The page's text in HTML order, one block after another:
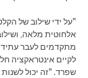
"על ידי שילוב של
אלחוטית מלאה,
מתקדמים לעבר עתיד
לקיים אינטראקציה
שפרד. "זה יכול